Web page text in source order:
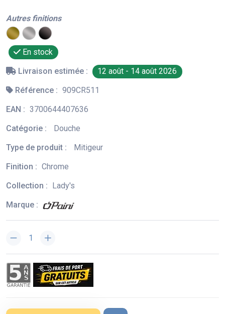
Autres finitions
En stock
Livraison estimée :
12 août - 14 août 2026
Référence : 909CR511
EAN : 3700644407636
Catégorie :
Douche
Type de produit :
Mitigeur
Finition : Chrome
Collection :
Lady's
Marque :